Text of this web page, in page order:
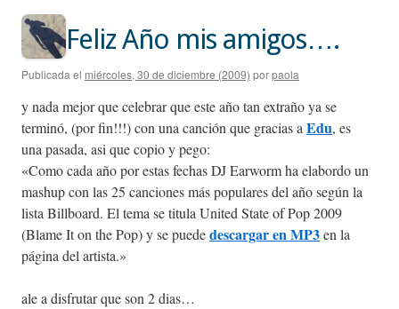
contenidoFeliz Año mis amigos….
Publicada el miércoles, 30 de diciembre (2009) porpaola
y nada mejor que celebrar que este año tan extraño ya se
terminó, (por fin!!!) con una canción que gracias aEdu, es
una pasada, asi que copio y pego:
«Como cada año por estas fechas DJ Earworm ha elabordo un
mashup con las 25 canciones más populares del año según la
lista Billboard. El tema se titula United State of Pop 2009
(Blame It on the Pop) y se puededescargar en MP3en la
página del artista.»
ale a disfrutar que son 2 dias…